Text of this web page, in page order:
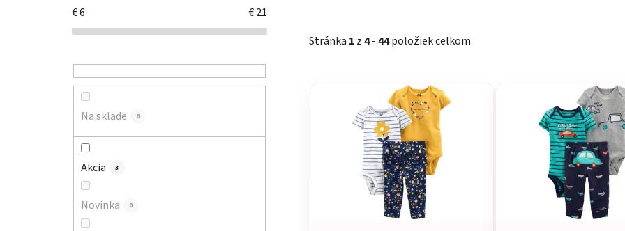
€6 €21
Na sklade 0
Akcia 3
Novinka 0
Stránka 1 z4-44položiek celkom